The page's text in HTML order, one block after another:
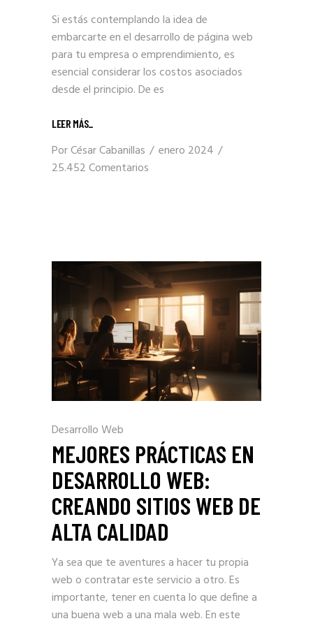
Si estás contemplando la idea de
embarcarte en el desarrollo de página web
para tu empresa o emprendimiento, es
esencial considerar los costos asociados
desde el principio. De es
LEER MÁS_
PorCésar Cabanillas
enero 2024
25.452 Comentarios
Desarrollo Web
MEJORES PRÁCTICAS EN
DESARROLLO WEB:
CREANDO SITIOS WEB DE
ALTA CALIDAD
Ya sea que te aventures a hacer tu propia
web o contratar este servicio a otro. Es
importante, tener en cuenta lo que define a
una buena web a una mala web. En este